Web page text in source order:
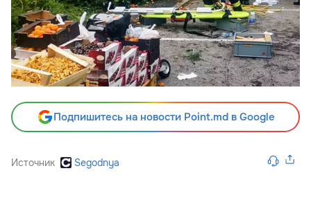
Подпишитесь на новости Point.md в Google
Источник Segodnya